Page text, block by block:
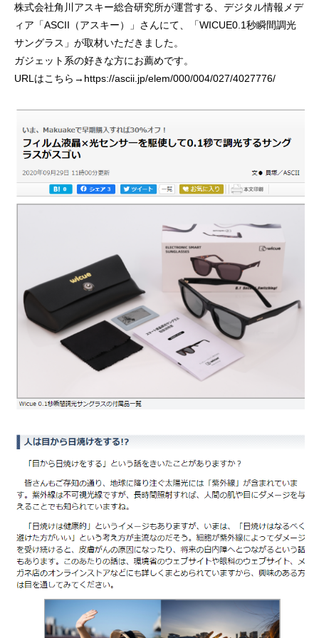
株式会社角川アスキー総合研究所が運営する、デジタル情報メデ
ィア「ASCII（アスキー）」さんにて、「WICUE0.1秒瞬間調光
サングラス」が取材いただきました。
ガジェット系の好きな方にお薦めです。
URLはこちら→ https://ascii.jp/elem/000/004/027/4027776/